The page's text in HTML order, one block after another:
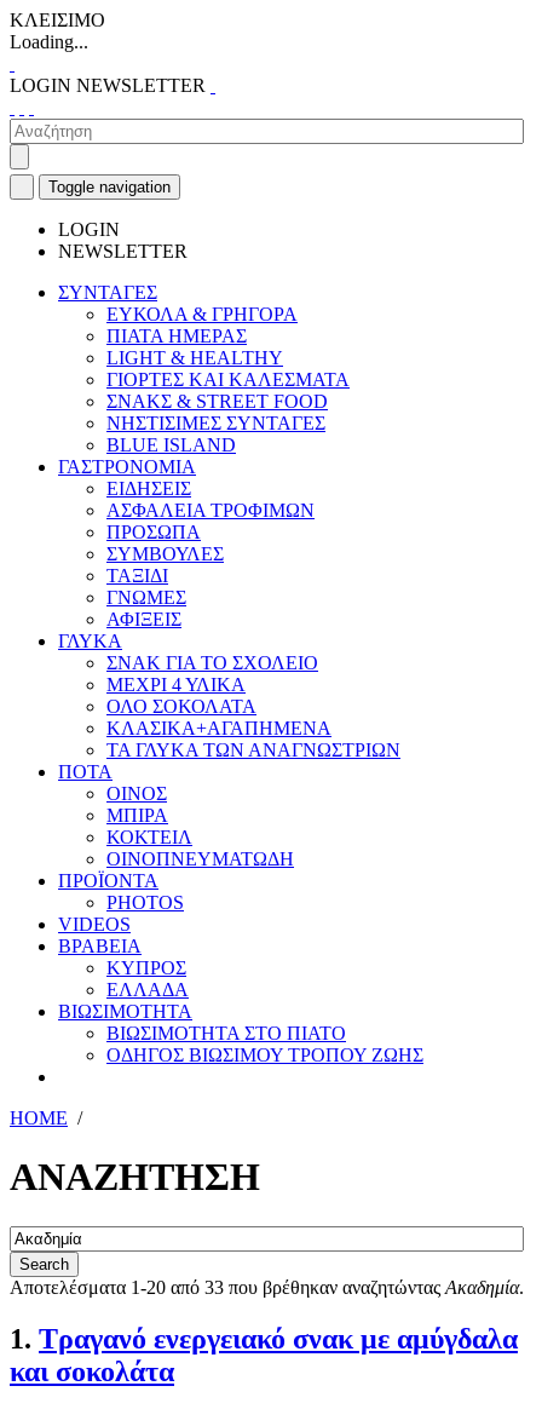
ΚΛΕΙΣΙΜΟ
Loading...
LOGIN NEWSLETTER
Toggle navigation
LOGIN
NEWSLETTER
ΣΥΝΤΑΓΕΣ
ΕΥΚΟΛΑ & ΓΡΗΓΟΡΑ
ΠΙΑΤΑ ΗΜΕΡΑΣ
LIGHT & HEALTHY
ΓΙΟΡΤΕΣ ΚΑΙ ΚΑΛΕΣΜΑΤΑ
ΣΝΑΚΣ & STREET FOOD
ΝΗΣΤΙΣΙΜΕΣ ΣΥΝΤΑΓΕΣ
BLUE ISLAND
ΓΑΣΤΡΟΝΟΜΙΑ
ΕΙΔΗΣΕΙΣ
ΑΣΦΑΛΕΙΑ ΤΡΟΦΙΜΩΝ
ΠΡΟΣΩΠΑ
ΣΥΜΒΟΥΛΕΣ
ΤΑΞΙΔΙ
ΓΝΩΜΕΣ
ΑΦΙΞΕΙΣ
ΓΛΥΚΑ
ΣΝΑΚ ΓΙΑ ΤΟ ΣΧΟΛΕΙΟ
ΜΕΧΡΙ 4 ΥΛΙΚΑ
ΟΛΟ ΣΟΚΟΛΑΤΑ
ΚΛΑΣΙΚΑ+ΑΓΑΠΗΜΕΝΑ
ΤΑ ΓΛΥΚΑ ΤΩΝ ΑΝΑΓΝΩΣΤΡΙΩΝ
ΠΟΤΑ
ΟΙΝΟΣ
ΜΠΙΡΑ
ΚΟΚΤΕΙΛ
ΟΙΝΟΠΝΕΥΜΑΤΩΔΗ
ΠΡΟΪΟΝΤΑ
PHOTOS
VIDEOS
ΒΡΑΒΕΙΑ
ΚΥΠΡΟΣ
ΕΛΛΑΔΑ
ΒΙΩΣΙΜΟΤΗΤΑ
ΒΙΩΣΙΜΟΤΗΤΑ ΣΤΟ ΠΙΑΤΟ
ΟΔΗΓΟΣ ΒΙΩΣΙΜΟΥ ΤΡΟΠΟΥ ΖΩΗΣ
HOME /
ΑΝΑΖΗΤΗΣΗ
Αποτελέσματα 1-20 από 33 που βρέθηκαν αναζητώντας Ακαδημία.
1. Τραγανό ενεργειακό σνακ με αμύγδαλα
και σοκολάτα